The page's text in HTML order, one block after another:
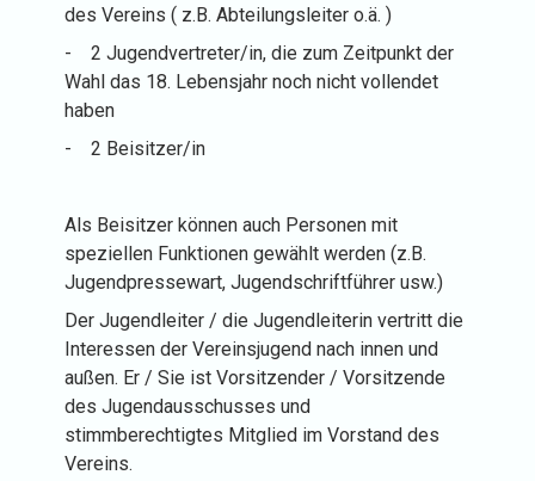
des Vereins ( z.B. Abteilungsleiter o.ä. )
-
2 Jugendvertreter/in, die zum Zeitpunkt der
Wahl das 18. Lebensjahr noch nicht vollendet
haben
-
2 Beisitzer/in
Als Beisitzer können auch Personen mit
speziellen Funktionen gewählt werden (z.B.
Jugendpressewart, Jugendschriftführer usw.)
Der Jugendleiter / die Jugendleiterin vertritt die
Interessen der Vereinsjugend nach innen und
außen. Er / Sie ist Vorsitzender / Vorsitzende
des Jugendausschusses und
stimmberechtigtes Mitglied im Vorstand des
Vereins.